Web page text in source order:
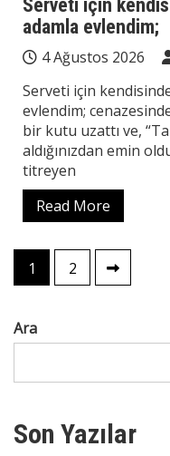
Serveti için
adamla evlendim;
4 Ağustos 2026
Serveti için
evlendim;
bir kutu uzattı ve,
aldığınızdan emin
titreyen
Read More
Yazı
sayfalaması
1 2
Ara
Son Yazılar